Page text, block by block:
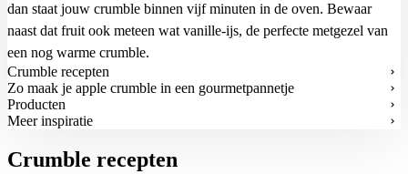
dan staat jouw crumble binnen vijf minuten in de oven. Bewaar
naast dat fruit ook meteen wat vanille-ijs, de perfecte metgezel van
een nog warme crumble.
Crumble recepten
Zo maak je apple crumble in een gourmetpannetje
Producten
Meer inspiratie
Crumble recepten